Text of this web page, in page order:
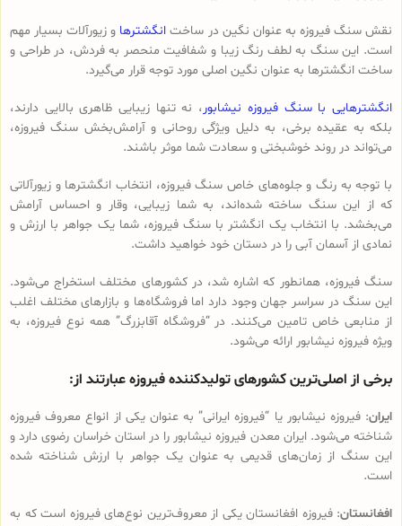
نقش سنگ فیروزه به عنوان نگین در ساخت انگشترها و زیورآلات بسیار مهم
است. این سنگ به لطف رنگ زیبا و شفافیت منحصر به فردش، در طراحی و
ساخت انگشترها به عنوان نگین اصلی مورد توجه قرار می‌گیرد.
انگشترهایی با سنگ فیروزه نیشابور، نه تنها زیبایی ظاهری بالایی دارند،
بلکه به عقیده برخی، به دلیل ویژگی روحانی و آرامش‌بخش سنگ فیروزه،
می‌تواند در روند خوشبختی و سعادت شما موثر باشند.
با توجه به رنگ و جلوه‌های خاص سنگ فیروزه، انتخاب انگشترها و زیورآلاتی
که از این سنگ ساخته شده‌اند، به شما زیبایی، وقار و احساس آرامش
می‌بخشد. با انتخاب یک انگشتر با سنگ فیروزه، شما یک جواهر با ارزش و
نمادی از آسمان آبی را در دستان خود خواهید داشت.
سنگ فیروزه، همانطور که اشاره شد، در کشورهای مختلف استخراج می‌شود.
این سنگ در سراسر جهان وجود دارد اما فروشگاه‌ها و بازارهای مختلف اغلب
از منابعی خاص تامین می‌کنند. در “فروشگاه آقابزرگ” همه نوع فیروزه، به
ویژه فیروزه نیشابور ارائه می‌شود.
برخی از اصلی‌ترین کشورهای تولیدکننده فیروزه عبارتند از:
ایران: فیروزه نیشابور یا “فیروزه ایرانی” به عنوان یکی از انواع معروف فیروزه
شناخته می‌شود. ایران معدن فیروزه نیشابور را در استان خراسان رضوی دارد و
این سنگ از زمان‌های قدیمی به عنوان یک جواهر با ارزش شناخته شده
است.
افغانستان: فیروزه افغانستان یکی از معروف‌ترین نوع‌های فیروزه است که به